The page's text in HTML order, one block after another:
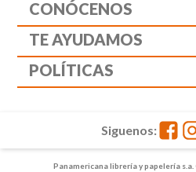
CONÓCENOS
TE AYUDAMOS
POLÍTICAS
Panamericana librería y papelería
Siguenos: